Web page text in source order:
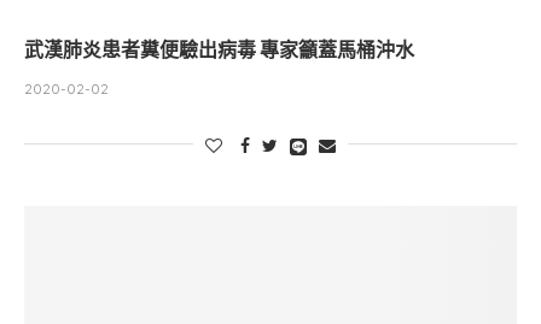
武漢肺炎患者糞便驗出病毒 專家籲蓋馬桶沖水
2020-02-02